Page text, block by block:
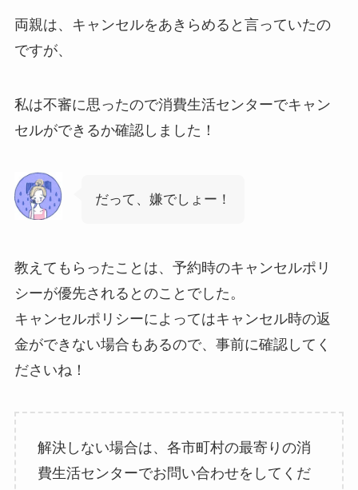
両親は、キャンセルをあきらめると言っていたの
ですが、
私は不審に思ったので消費生活センターでキャン
セルができるか確認しました！
だって、嫌でしょー！
教えてもらったことは、予約時のキャンセルポリ
シーが優先されるとのことでした。
キャンセルポリシーによってはキャンセル時の返
金ができない場合もあるので、事前に確認してく
ださいね！
解決しない場合は、各市町村の最寄りの消
費生活センターでお問い合わせをしてくだ